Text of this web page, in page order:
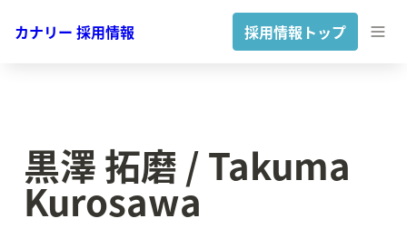
カナリー 採用情報 採用情報トップ
黒澤 拓磨 / Takuma
Kurosawa